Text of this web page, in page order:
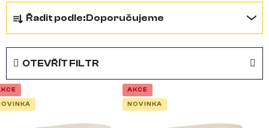
Ř
a
z
e
n
í
Řadit podle:Doporučujeme
OTEVŘÍT FILTR
V
AKCE
NOVINKA